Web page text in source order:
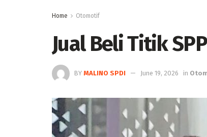
Home Otomotif
Jual Beli Titik
BY MALINO SPDI June 19, 2026 in